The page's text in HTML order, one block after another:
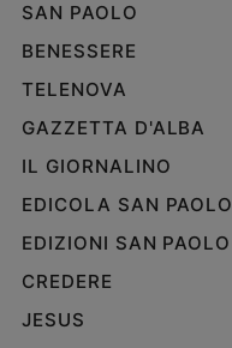
SAN PAOLO
BENESSERE
TELENOVA
GAZZETTA D'ALBA
IL GIORNALINO
EDICOLA SAN PAOLO
EDIZIONI SAN PAOLO
CREDERE
JESUS